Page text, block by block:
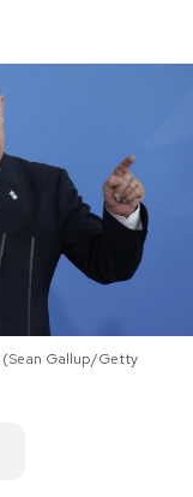
calcio 2026
(Sean Gallup/Getty